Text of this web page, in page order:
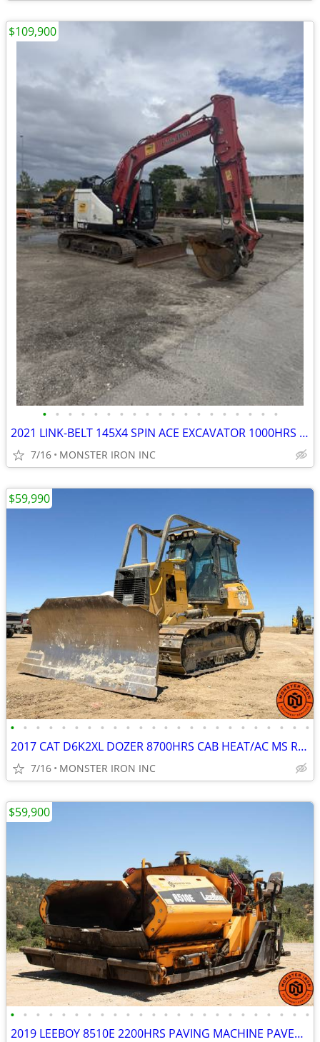
• • • • • • • • • • • • • • • • • • •
2021 LINK-BELT 145X4 SPIN ACE EXCAVATOR 1000HRS THUMB BLADE
7/16 MONSTER IRON INC
$109,900
• • • • • • • • • • • • • • • • • • • • • • • •
2017 CAT D6K2XL DOZER 8700HRS CAB HEAT/AC MS RIPPER PAT BLADE
7/16 MONSTER IRON INC
$59,990
• • • • • • • • • • • • • • • • • • • • • • • •
2019 LEEBOY 8510E 2200HRS PAVING MACHINE PAVER CLEAN
$59,900